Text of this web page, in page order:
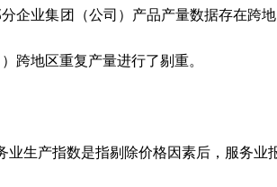
企业集团（公司）产品产量数据存在跨
跨地区重复产量进行了剔重。
业生产指数是指剔除价格因素后，服务业